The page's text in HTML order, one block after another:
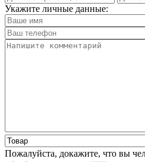
Укажите личные данные:
Пожалуйста, докажите, что вы